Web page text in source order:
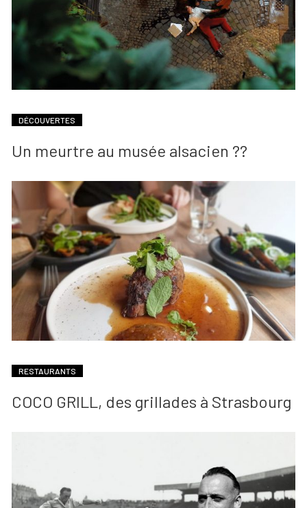
DÉCOUVERTES
Un meurtre au musée alsacien ??
RESTAURANTS
COCO GRILL, des grillades à Strasbourg